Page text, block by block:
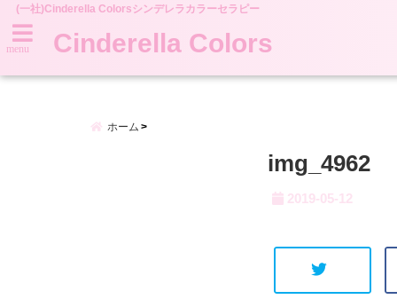
(一社)Cinderella Colorsシンデレラカラーセラピー
menu Cinderella Colors
ホーム
img_4962
2019-05-12